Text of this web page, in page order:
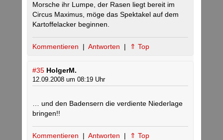
Morsche ihr Lumpe, der Rasen liegt bereit im
Circus Maximus, möge das Spektakel auf dem
Kartoffelacker beginnen.
Kommentieren | Antworten | ⇑ Top
#35 HolgerM.
12.09.2008 um 08:19 Uhr
… und den Badensern die verdiente Niederlage
bringen!!
Kommentieren | Antworten | ⇑ Top